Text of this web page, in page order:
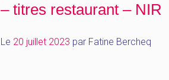
– titres restaurant – NIR
Le 20 juillet 2023 par Fatine Bercheq